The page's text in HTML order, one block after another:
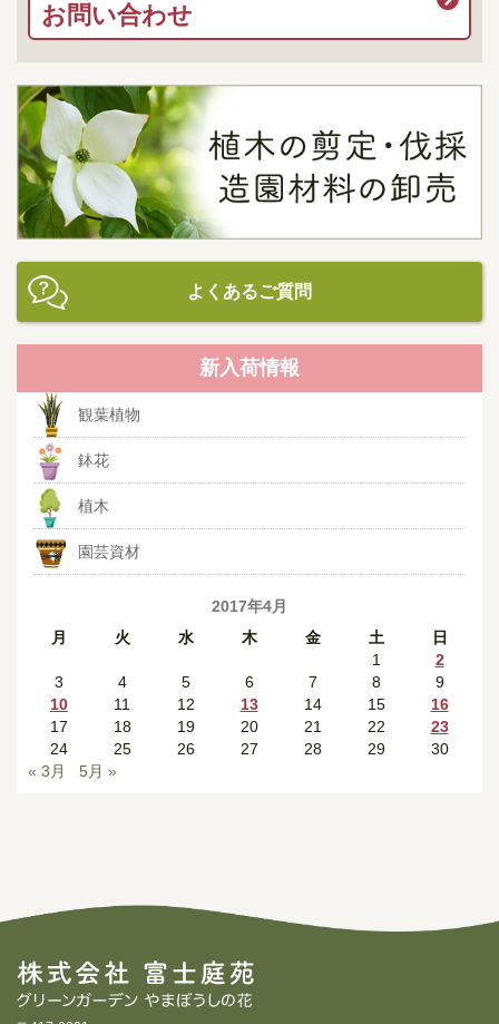
お問い合わせ
よくあるご質問
新入荷情報
観葉植物
鉢花
植木
園芸資材
2017年4月
月
火 水 木 金 土
日
1
2
3
4 5 6 7 8
9
10
11 12 13 14 15
16
17
18 19 20 21 22
23
24
25 26 27 28 29
30
« 3月
5月 »